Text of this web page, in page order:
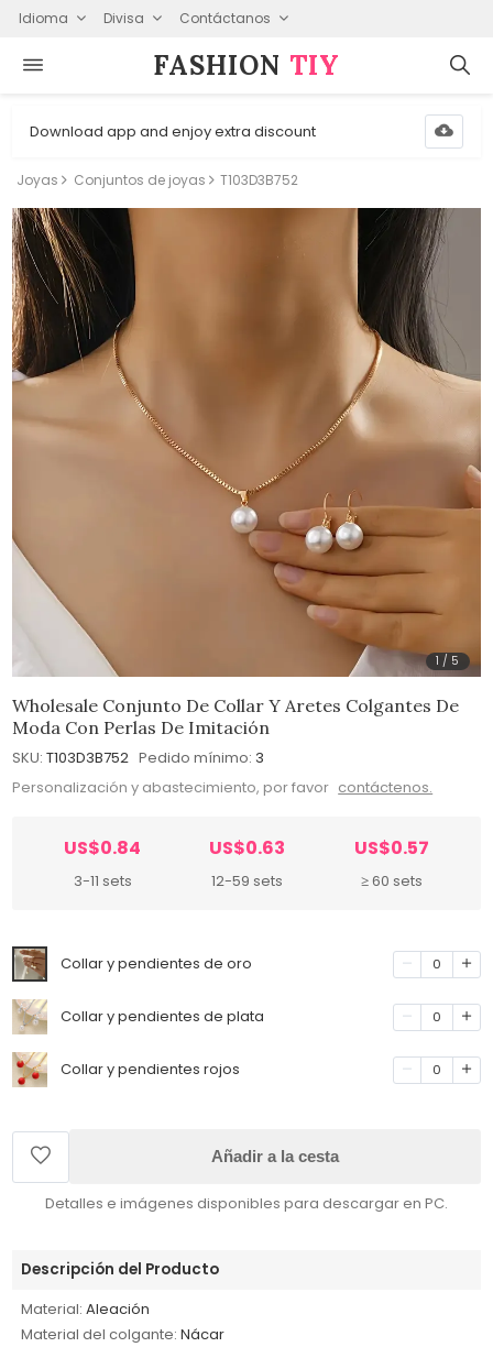
Idioma Divisa Contáctanos
FASHION⁠ TIY
Download app and enjoy extra discount
Joyas Conjuntos de joyas T103D3B752
1 / 5
Wholesale Conjunto De Collar Y Aretes Colgantes De
Moda Con Perlas De Imitación
SKU: T103D3B752 Pedido mínimo: 3
Personalización y abastecimiento, por favor contáctenos.
US$0.84
3-11 sets
US$0.63
12-59 sets
US$0.57
≥ 60 sets
Collar y pendientes de oro 0
Collar y pendientes de plata 0
Collar y pendientes rojos 0
Añadir a la cesta
Detalles e imágenes disponibles para descargar en PC.
Descripción del Producto
Material: Aleación
Material del colgante: Nácar